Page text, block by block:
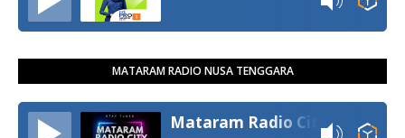
MATARAM RADIO NUSA TENGGARA
Mataram Radio City